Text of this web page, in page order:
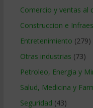
Comercio y ventas al
Construccion e
Entretenimiento (279)
Otras industrias (73)
Petroleo, Energia y
Salud, Medicina y
Seguridad (43)